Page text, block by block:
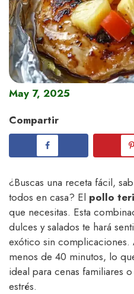
May 7, 2025
Compartir
¿Buscas una receta fácil,
todos en casa? El pollo
que necesitas. Esta
dulces y salados te hará
exótico sin complicaciones.
menos de 40 minutos, lo
ideal para cenas familiares
estrés.